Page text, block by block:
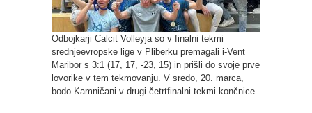
Odbojkarji Calcit Volleyja so v finalni tekmi
srednjeevropske lige v Pliberku premagali i-Vent
Maribor s 3:1 (17, 17, -23, 15) in prišli do svoje prve
lovorike v tem tekmovanju. V sredo, 20. marca,
bodo Kamničani v drugi četrtfinalni tekmi končnice
...